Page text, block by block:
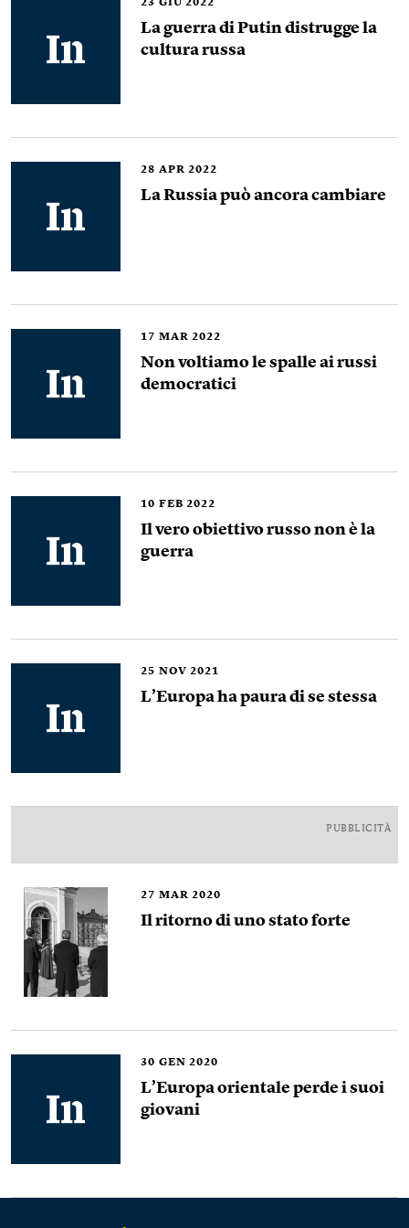
23 GIU 2022
La guerra di Putin distrugge la
cultura russa
28 APR 2022
La Russia può ancora cambiare
17 MAR 2022
Non voltiamo le spalle ai russi
democratici
10 FEB 2022
Il vero obiettivo russo non è la
guerra
25 NOV 2021
L’Europa ha paura di se stessa
PUBBLICITÀ
27 MAR 2020
Il ritorno di uno stato forte
30 GEN 2020
L’Europa orientale perde i suoi
giovani